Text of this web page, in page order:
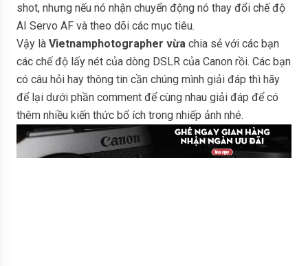
shot, nhưng nếu nó nhận chuyển động nó thay đổi chế độ
AI Servo AF và theo dõi các mục tiêu.
Vậy là Vietnamphotographer vừa chia sẻ với các bạn
các chế độ lấy nét của dòng DSLR của Canon rồi. Các bạn
có câu hỏi hay thông tin cần chúng mình giải đáp thì hãy
để lại dưới phần comment để cùng nhau giải đáp để có
thêm nhiều kiến thức bổ ích trong nhiếp ảnh nhé.